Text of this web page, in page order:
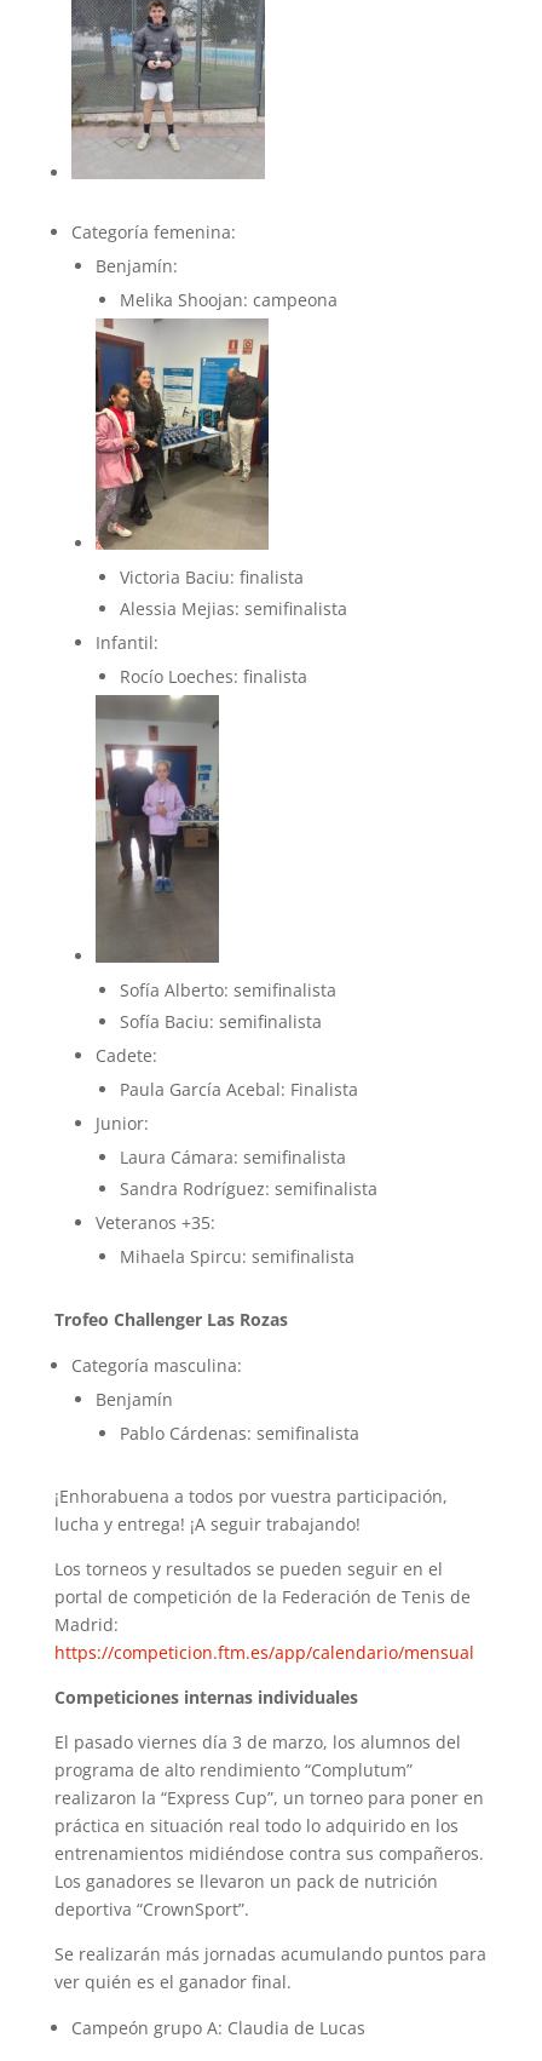
Categoría femenina:
Benjamín:
Melika Shoojan: campeona
Victoria Baciu: finalista
Alessia Mejias: semifinalista
Infantil:
Rocío Loeches: finalista
Sofía Alberto: semifinalista
Sofía Baciu: semifinalista
Cadete:
Paula García Acebal: Finalista
Junior:
Laura Cámara: semifinalista
Sandra Rodríguez: semifinalista
Veteranos +35:
Mihaela Spircu: semifinalista
Trofeo Challenger Las Rozas
Categoría masculina:
Benjamín
Pablo Cárdenas: semifinalista
¡Enhorabuena a todos por vuestra participación,
lucha y entrega! ¡A seguir trabajando!
Los torneos y resultados se pueden seguir en el
portal de competición de la Federación de Tenis de
Madrid:
https://competicion.ftm.es/app/calendario/mensual
Competiciones internas individuales
El pasado viernes día 3 de marzo, los alumnos del
programa de alto rendimiento “Complutum”
realizaron la “Express Cup”, un torneo para poner en
práctica en situación real todo lo adquirido en los
entrenamientos midiéndose contra sus compañeros.
Los ganadores se llevaron un pack de nutrición
deportiva “CrownSport”.
Se realizarán más jornadas acumulando puntos para
ver quién es el ganador final.
Campeón grupo A: Claudia de Lucas